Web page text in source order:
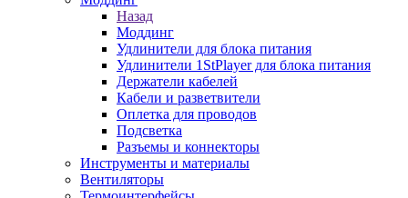
Назад
Моддинг
Удлинители для блока питания
Удлинители 1StPlayer для блока питания
Держатели кабелей
Кабели и разветвители
Оплетка для проводов
Подсветка
Разъемы и коннекторы
Инструменты и материалы
Вентиляторы